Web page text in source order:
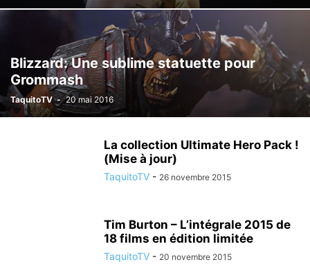
Blizzard: Une sublime statuette pour
Grommash
TaquitoTV - 20 mai 2016
La collection Ultimate Hero Pack !
(Mise à jour)
TaquitoTV - 26 novembre 2015
Tim Burton – L’intégrale 2015 de
18 films en édition limitée
TaquitoTV - 20 novembre 2015